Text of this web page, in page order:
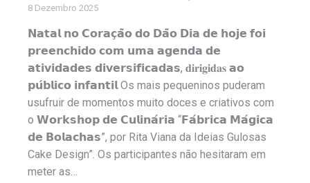
8 Dezembro 2025
𝗡𝗮𝘁𝗮𝗹 𝗻𝗼 𝗖𝗼𝗿𝗮𝗰̧𝗮̃𝗼 𝗱𝗼 𝗗𝗮̃𝗼 𝗗𝗶𝗮 𝗱𝗲 𝗵𝗼𝗷𝗲 𝗳𝗼𝗶
𝗽𝗿𝗲𝗲𝗻𝗰𝗵𝗶𝗱𝗼 𝗰𝗼𝗺 𝘂𝗺𝗮 𝗮𝗴𝗲𝗻𝗱𝗮 𝗱𝗲
𝗮𝘁𝗶𝘃𝗶𝗱𝗮𝗱𝗲𝘀 𝗱𝗶𝘃𝗲𝗿𝘀𝗶𝗳𝗶𝗰𝗮𝗱𝗮𝘀, 𝐝𝐢𝐫𝐢𝐠𝐢𝐝𝐚𝐬 𝗮𝗼
𝗽𝘂́𝗯𝗹𝗶𝗰𝗼 𝗶𝗻𝗳𝗮𝗻𝘁𝗶𝗹 Os mais pequeninos puderam
usufruir de momentos muito doces e criativos com
o 𝗪𝗼𝗿𝗸𝘀𝗵𝗼𝗽 𝗱𝗲 𝗖𝘂𝗹𝗶𝗻𝗮́𝗿𝗶𝗮 “𝗙𝗮́𝗯𝗿𝗶𝗰𝗮 𝗠𝗮́𝗴𝗶𝗰𝗮
𝗱𝗲 𝗕𝗼𝗹𝗮𝗰𝗵𝗮𝘀”, por Rita Viana da Ideias Gulosas
Cake Design”. Os participantes não hesitaram em
meter as…